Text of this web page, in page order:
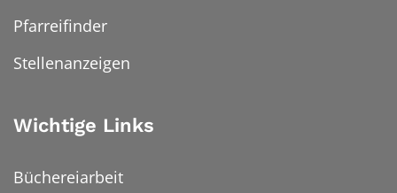
Pfarreifinder
Stellenanzeigen
Wichtige Links
Büchereiarbeit